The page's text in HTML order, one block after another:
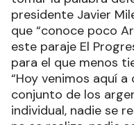
presidente Javier
que “conoce poco
este paraje El
para el que menos
“Hoy venimos aquí
conjunto de los
individual, nadie se